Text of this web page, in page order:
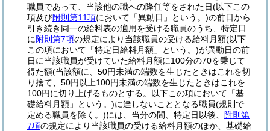
職員であって、当該他の職への降任等をされた日(以下この
項及び附則第11項において「異動日」という。)の前日から
引き続き同一の給料表の適用を受ける職員のうち、特定日
に 附則第7項の規定により当該職員の受ける給料月額(以下
この項において「特定日給料月額」という。)が異動日の前
日に当該職員が受けていた給料月額に100分の70を乗じて
得た額(当該額に、50円未満の端数を生じたときはこれを切
り捨て、50円以上100円未満の端数を生じたときはこれを
100円に切り上げるものとする。以下この項において「基
礎給料月額」という。)に達しないこととなる職員(規則で
定める職員を除く。)には、当分の間、特定日以後、
附則第
7項の規定により当該職員の受ける給料月額のほか、基礎給